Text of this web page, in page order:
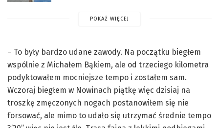
POKAŻ WIĘCEJ
– To były bardzo udane zawody. Na początku biegłem
wspólnie z Michałem Bąkiem, ale od trzeciego kilometra
podyktowałem mocniejsze tempo i zostałem sam.
Wczoraj biegłem w Nowinach piątkę więc dzisiaj na
troszkę zmęczonych nogach postanowiłem się nie
forsować, ale mimo to udało się utrzymać średnie tempo